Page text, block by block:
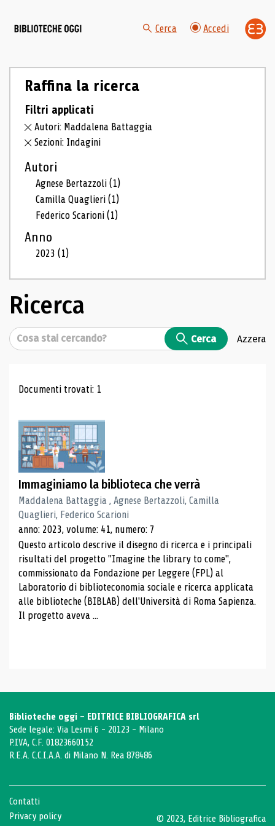
Cerca Accedi
Raffina la ricerca
Filtri applicati
Autori: Maddalena Battaggia
Sezioni: Indagini
Autori
Agnese Bertazzoli(1)
Camilla Quaglieri(1)
Federico Scarioni(1)
Anno
2023(1)
Ricerca
Cerca Cerca Azzera
Risultati di ricerca
Documenti trovati: 1
Immaginiamo la biblioteca che verrà
Maddalena Battaggia , Agnese Bertazzoli, Camilla
Quaglieri, Federico Scarioni
anno: 2023, volume: 41, numero: 7
Questo articolo descrive il disegno di ricerca e i principali
risultati del progetto "Imagine the library to come",
commissionato da Fondazione per Leggere (FPL) al
Laboratorio di biblioteconomia sociale e ricerca applicata
alle biblioteche (BIBLAB) dell'Università di Roma Sapienza.
Il progetto aveva ...
Biblioteche oggi - EDITRICE BIBLIOGRAFICA srl
Sede legale: Via Lesmi 6 - 20123 - Milano
P.IVA, C.F. 01823660152
R.E.A. C.C.I.A.A. di Milano N. Rea 878486
Contatti
Privacy policy
© 2023, Editrice Bibliografica